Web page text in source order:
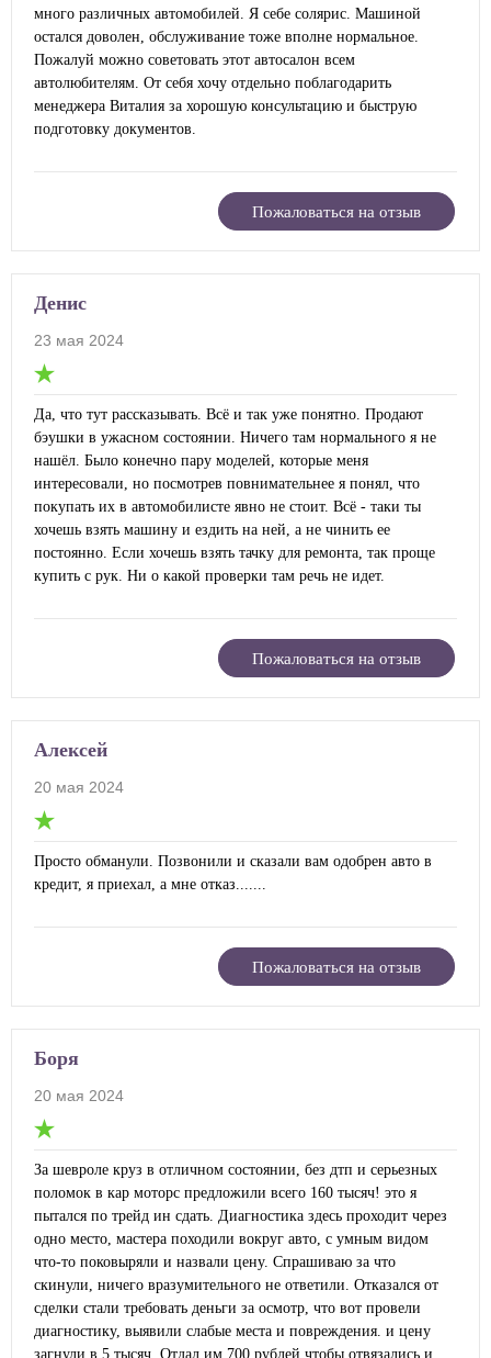
много различных автомобилей. Я себе солярис. Машиной
остался доволен, обслуживание тоже вполне нормальное.
Пожалуй можно советовать этот автосалон всем
автолюбителям. От себя хочу отдельно поблагодарить
менеджера Виталия за хорошую консультацию и быструю
подготовку документов.
Пожаловаться на отзыв
Денис
23 мая 2024
Да, что тут рассказывать. Всё и так уже понятно. Продают
бэушки в ужасном состоянии. Ничего там нормального я не
нашёл. Было конечно пару моделей, которые меня
интересовали, но посмотрев повнимательнее я понял, что
покупать их в автомобилисте явно не стоит. Всё - таки ты
хочешь взять машину и ездить на ней, а не чинить ее
постоянно. Если хочешь взять тачку для ремонта, так проще
купить с рук. Ни о какой проверки там речь не идет.
Пожаловаться на отзыв
Алексей
20 мая 2024
Просто обманули. Позвонили и сказали вам одобрен авто в
кредит, я приехал, а мне отказ.......
Пожаловаться на отзыв
Боря
20 мая 2024
За шевроле круз в отличном состоянии, без дтп и серьезных
поломок в кар моторс предложили всего 160 тысяч! это я
пытался по трейд ин сдать. Диагностика здесь проходит через
одно место, мастера походили вокруг авто, с умным видом
что-то поковыряли и назвали цену. Спрашиваю за что
скинули, ничего вразумительного не ответили. Отказался от
сделки стали требовать деньги за осмотр, что вот провели
диагностику, выявили слабые места и повреждения. и цену
загнули в 5 тысяч. Отдал им 700 рублей чтобы отвязались и